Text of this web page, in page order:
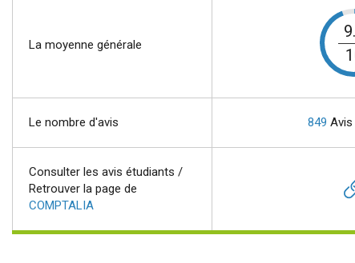
La moyenne générale
Le nombre d'avis 849
Consulter les avis étudiants /
Retrouver la page de
COMPTALIA